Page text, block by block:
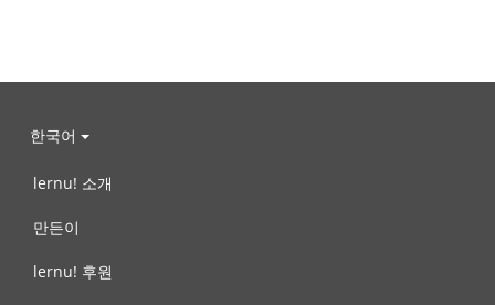
한국어
lernu! 소개
만든이
lernu! 후원